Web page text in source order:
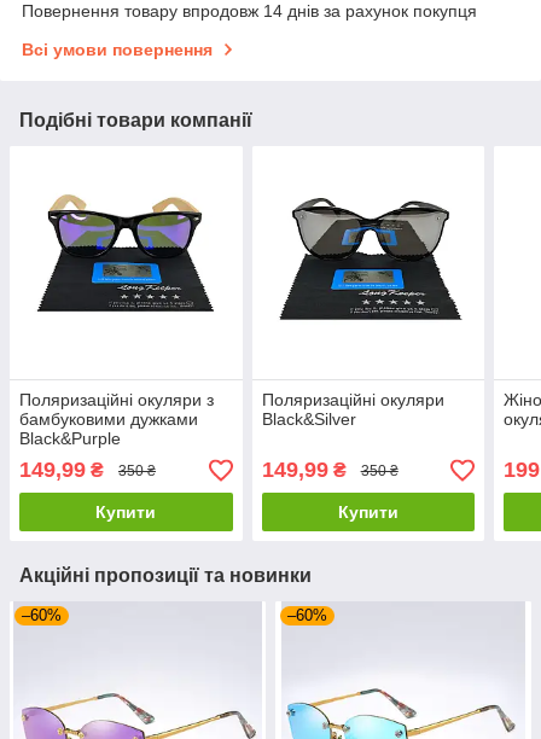
Повернення товару впродовж 14 днів за рахунок покупця
Всі умови повернення
Подібні товари компанії
Поляризаційні окуляри з
бамбуковими дужками
Black&Purple
149,99 ₴ 350 ₴
Купити
Поляризаційні окуляри
Black&Silver
149,99₴ 350 ₴
Купити
Акційні пропозиції та новинки
–60% –60%